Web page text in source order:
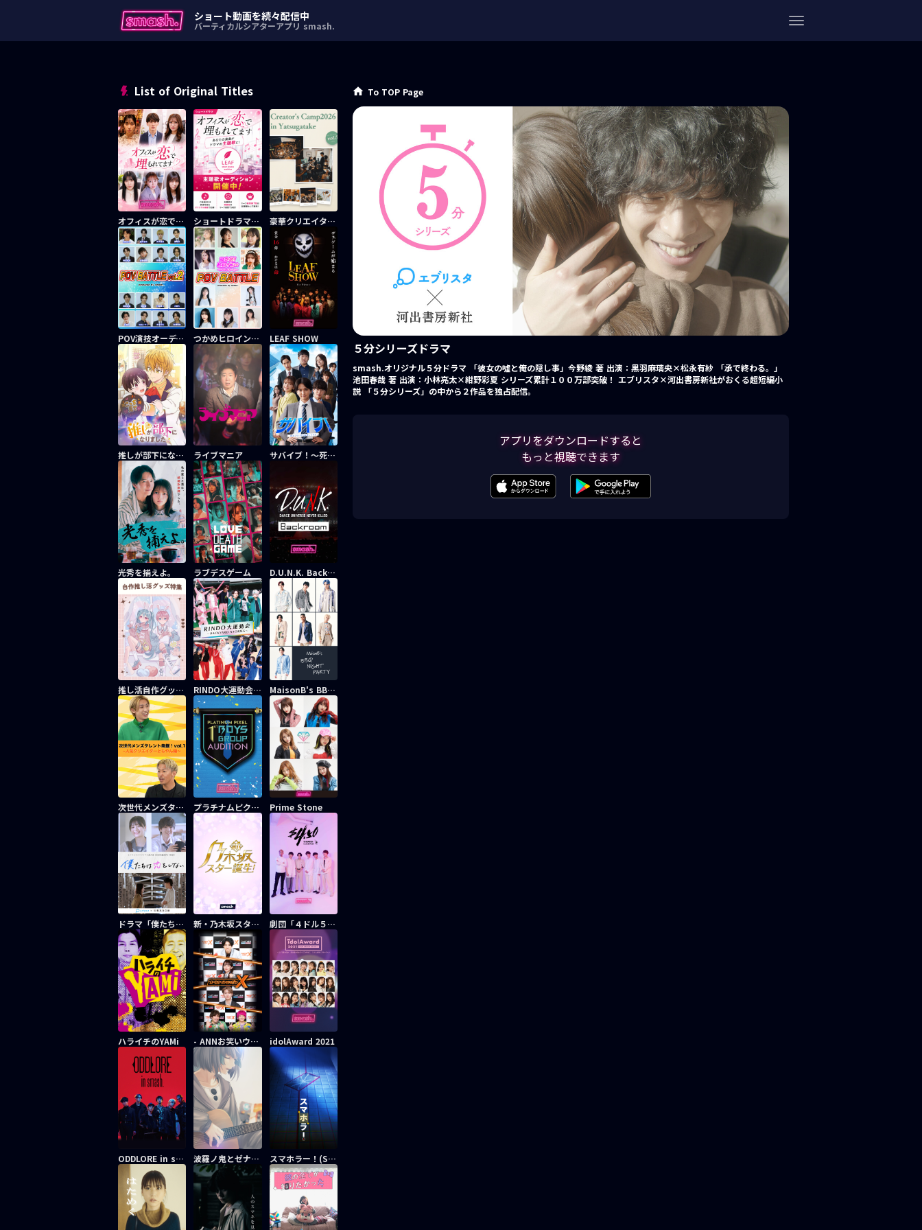
ショート動画を続々配信中
バーティカルシアターアプリ smash.
List of Original Titles
オフィスが恋で埋もれてます ショートドラマ「オフィスが恋で埋もれてます」 主題歌タイアップリーフバトル〜エントリー動画〜 豪華クリエイター陣とコライトキャンプ！楽曲制作権を獲得〜リーフバトルエントリー動画〜
POV演技オーディションリーフバトル 「三島颯」役 つかめヒロイン〜POVドリーム〜オーディションリーフバトル LEAF SHOW
推しが部下になりました ライブマニア サバイブ！〜死ぬくらいなら起業してやる〜
光秀を捕えよ。 ラブデスゲーム D.U.N.K. Backroom
推し活自作グッズ特集 RINDO大運動会 〜BACKYARD STORIES〜 MaisonB's BBQ NIGHT PARTY
次世代メンズタレント発掘企画！vol.1 プラチナムピクセル 1st BOYS GROUP AUDITION Prime Stone
ドラマ「僕たちは恋をしない」 新・乃木坂スター誕生！ in smash. 〜秘密のひな壇〜 劇団「４ドル５０セント」in smash
ハライチのYAMi - ANNお笑いウィーク - オールナイトニッポンX(クロス) idolAward 2021
ODDLORE in smash. 波羅ノ鬼とゼナのねがいごと スマホラー！(SSFF2021バーティカル部門最優秀賞)
To TOP Page
５分シリーズドラマ
smash.オリジナル５分ドラマ 「彼女の噓と俺の隠し事」今野綾 著 出演：黒羽麻璃央×松永有紗 「承で終わる。」
池田春哉 著 出演：小林亮太×紺野彩夏 シリーズ累計１００万部突破！ エブリスタ×河出書房新社がおくる超短編小
説 「５分シリーズ」の中から２作品を独占配信。
アプリをダウンロードすると
もっと視聴できます